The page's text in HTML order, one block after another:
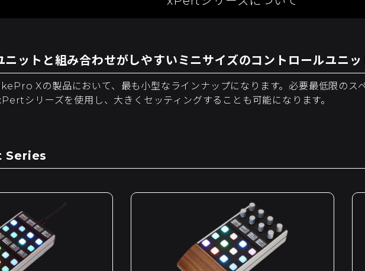
ニットと組み合わせがしやすいミニサイズのコントロールユニッ
Xの製品において、最も小型なラインナップになります。必要最低限のス
シリーズを使用し、大きくセッティングすることも可能になります。
Series